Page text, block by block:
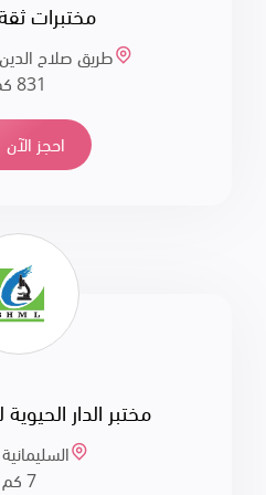
مختبرات ثقة
طريق صلاح
831 كم
احجز الآن
مختبر الدار الحيوية
السليمانية
7 كم